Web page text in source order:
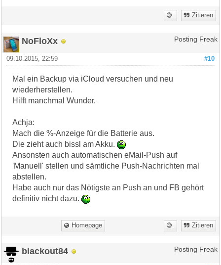
Zitieren
NoFloXx Posting Freak
#10
09.10.2015, 22:59
Mal ein Backup via iCloud versuchen und neu
wiederherstellen.
Hilft manchmal Wunder.
Achja:
Mach die %-Anzeige für die Batterie aus.
Die zieht auch bissl am Akku.
Ansonsten auch automatischen eMail-Push auf
'Manuell' stellen und sämtliche Push-Nachrichten mal
abstellen.
Habe auch nur das Nötigste an Push an und FB gehört
definitiv nicht dazu.
Homepage Zitieren
blackout84 Posting Freak